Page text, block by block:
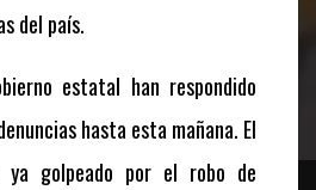
del país.
estatal han respondido
hasta esta mañana. El
ya golpeado por el robo de